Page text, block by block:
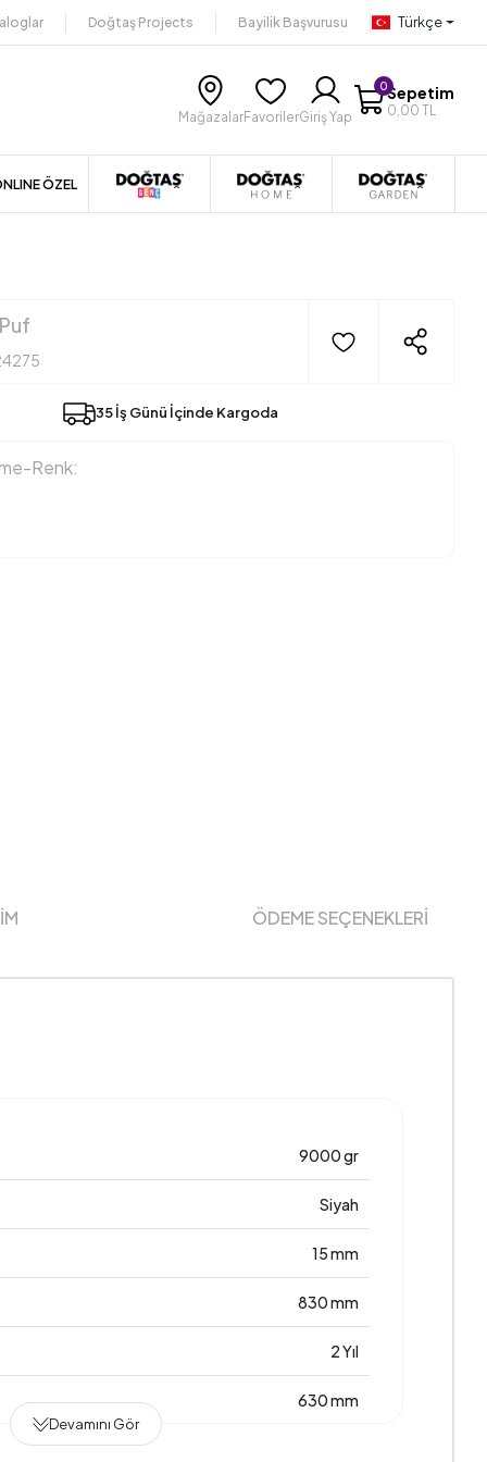
Doğtaş Projects Bayilik Başvurusu Türkçe
MağazalarFavorilerGiriş Yap
0Sepetim
0,00 TL
ÖZEL
Puf
35 İş Günü İçinde Kargoda
Renk:
ÖDEME SEÇENEKLERİ
9000 gr
Siyah
15 mm
830 mm
2 Yıl
630 mm
Devamını Gör